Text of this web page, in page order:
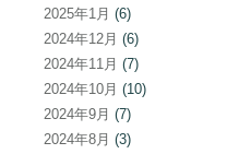
2025年1月 (6)
2024年12月 (6)
2024年11月 (7)
2024年10月 (10)
2024年9月 (7)
2024年8月 (3)